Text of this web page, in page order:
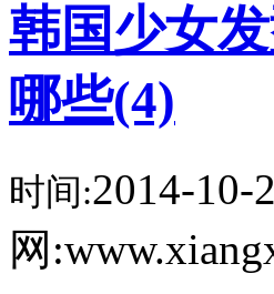
韩国少女
哪些(4)
时间:2014-10-
网